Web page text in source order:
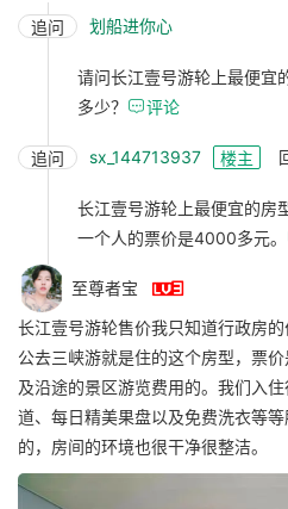
追问 划船进你心
请问长江壹号游轮上最便宜
多少？ 评论
追问 sx_144713937 楼主
长江壹号游轮上最便宜的房
一个人的票价是4000多元。
至尊者宝 
长江壹号游轮售价我只知道行政房
公去三峡游就是住的这个房型，票
及沿途的景区游览费用的。我们入
道、每日精美果盘以及免费洗衣等
的，房间的环境也很干净很整洁。